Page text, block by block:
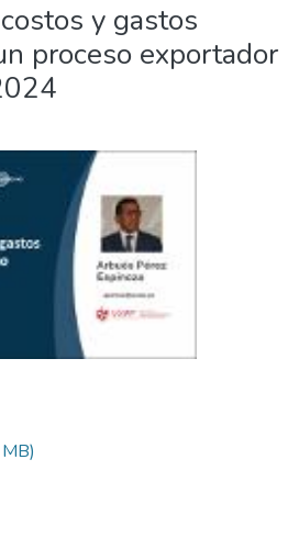
y gastos
proceso exportador